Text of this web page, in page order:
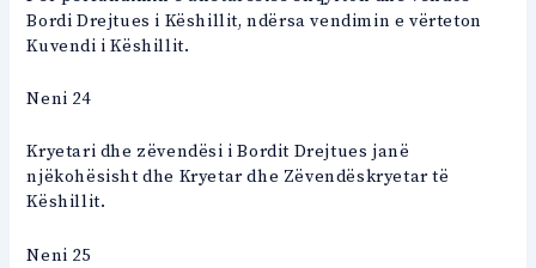
Bordi Drejtues i Këshillit, ndërsa vendimin e vërteton
Kuvendi i Këshillit.
Neni 24
Kryetari dhe zëvendësi i Bordit Drejtues janë
njëkohësisht dhe Kryetar dhe Zëvendëskryetar të
Këshillit.
Neni 25